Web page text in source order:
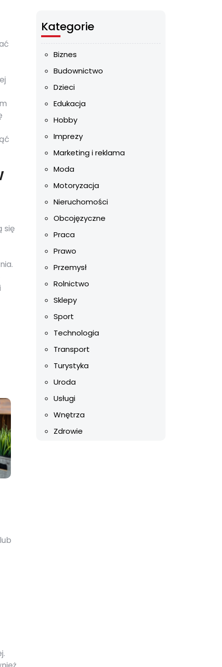
się
Kategorie
Biznes
Budownictwo
Dzieci
Edukacja
Hobby
Imprezy
Marketing i reklama
Moda
Motoryzacja
Nieruchomości
Obcojęzyczne
Praca
Prawo
Przemysł
Rolnictwo
Sklepy
Sport
Technologia
Transport
Turystyka
Uroda
Usługi
Wnętrza
Zdrowie